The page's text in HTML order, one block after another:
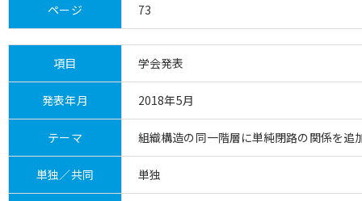
ページ 73
項目 学会発表
発表年月 2018年5月
テーマ 組織構造の同一階層に単純閉路の関係を追
単独／共同 単独